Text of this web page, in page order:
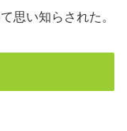
思い知らされた。